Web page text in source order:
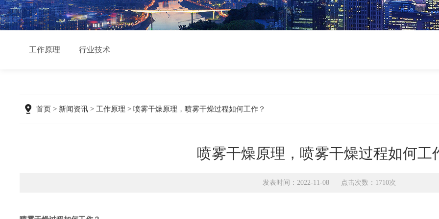
工作原理 行业技术
首页 > 新闻资讯 > 工作原理 > 喷雾干燥原理，喷雾干燥过程如何工作？
喷雾干燥原理，喷雾干燥过程如何工
发表时间：2022-11-08 点击次数：1710次